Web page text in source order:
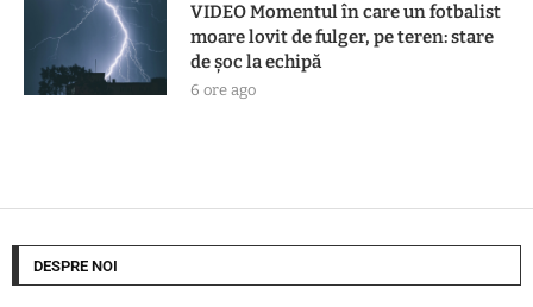
VIDEO Momentul în care un fotbalist
moare lovit de fulger, pe teren: stare
de șoc la echipă
6 ore ago
DESPRE NOI